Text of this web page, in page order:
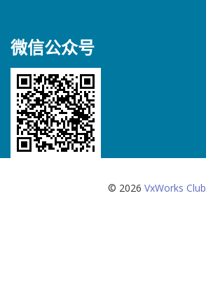
微信公众号
© 2026 VxWorks Club